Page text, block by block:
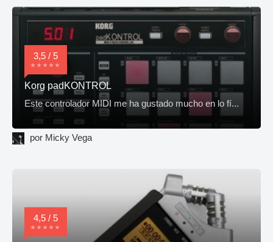
3,5 / 5
Korg padKONTROL
Este controlador MIDI me ha gustado mucho en lo fí...
por Micky Vega
4,5 / 5